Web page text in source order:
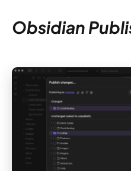
Obsidian